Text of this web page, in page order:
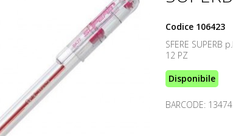
Codice 106423
SFERE SUPERB
12 PZ
Disponibile
BARCODE: